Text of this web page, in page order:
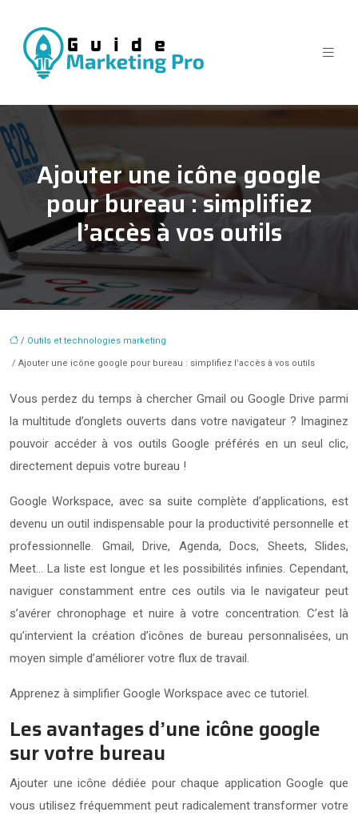
Ajouter une icône google
pour bureau : simplifiez
l’accès à vos outils
/ Outils et technologies marketing
/ Ajouter une icône google pour bureau : simplifiez l’accès à vos outils
Vous perdez du temps à chercher Gmail ou Google Drive parmi
la multitude d’onglets ouverts dans votre navigateur ? Imaginez
pouvoir accéder à vos outils Google préférés en un seul clic,
directement depuis votre bureau !
Google Workspace, avec sa suite complète d’applications, est
devenu un outil indispensable pour la productivité personnelle et
professionnelle. Gmail, Drive, Agenda, Docs, Sheets, Slides,
Meet… La liste est longue et les possibilités infinies. Cependant,
naviguer constamment entre ces outils via le navigateur peut
s’avérer chronophage et nuire à votre concentration. C’est là
qu’intervient la création d’icônes de bureau personnalisées, un
moyen simple d’améliorer votre flux de travail.
Apprenez à simplifier Google Workspace avec ce tutoriel.
Les avantages d’une icône google
sur votre bureau
Ajouter une icône dédiée pour chaque application Google que
vous utilisez fréquemment peut radicalement transformer votre